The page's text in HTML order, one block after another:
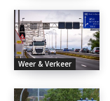
Weer & Verkeer